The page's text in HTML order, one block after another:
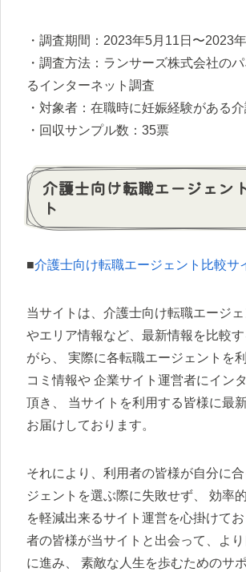
・調査期間：2023年5月11日〜2023
・調査方法：ランサーズ株式会社の
るインターネット調査
・対象者：在職時に妊娠経験がある
・回収サンプル数：35票
介護士向け転職エージェン
ト
■介護士向け転職エージェント比較サ
当サイトは、介護士向け転職エージ
やエリア情報など、最新情報を比較
がら、 実際に各転職エージェントを
コミ情報や 企業サイト運営者にイン
頂き、 当サイトを利用する皆様に最
お届けしております。
それにより、利用者の皆様が自分に
ジェントを選ぶ際に失敗せず、 効率
を軽減出来るサイト運営を心掛けて
者の皆様が当サイトと出会って、よ
に進み、 素敵な人生を歩むためのサ